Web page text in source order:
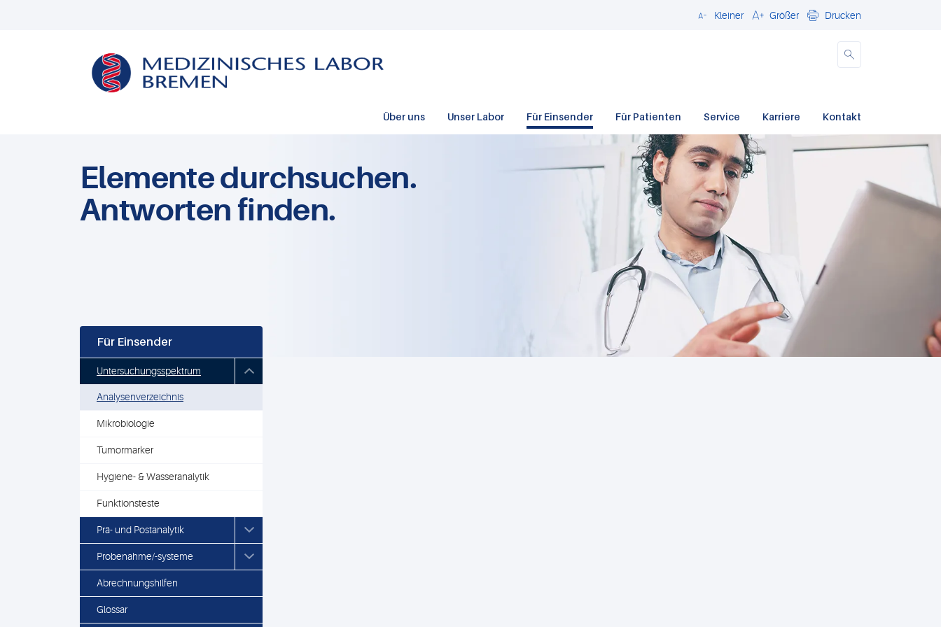
Schließen
Kleiner Größer Drucken
Über uns Unser Labor Für Einsender Für Patienten Service Karriere Kontakt
Elemente durchsuchen.
Antworten finden.
Für Einsender
Untersuchungsspektrum
Analysenverzeichnis
Mikrobiologie
Tumormarker
Hygiene- & Wasseranalytik
Funktionsteste
Prä- und Postanalytik
Probenahme/-systeme
Abrechnungshilfen
Glossar